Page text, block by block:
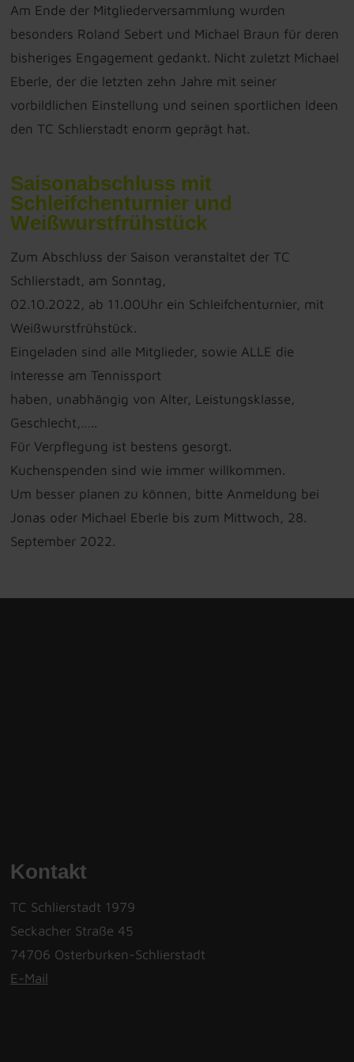
Am Ende der Mitgliederversammlung wurden
besonders Roland Sebert und Michael Braun für deren
bisheriges Engagement gedankt. Nicht zuletzt Michael
Eberle, der die letzten zehn Jahre mit seiner
vorbildlichen Einstellung und seinen sportlichen Ideen
den TC Schlierstadt enorm geprägt hat.
Saisonabschluss mit
Schleifchenturnier und
Weißwurstfrühstück
Zum Abschluss der Saison veranstaltet der TC
Schlierstadt, am Sonntag,
02.10.2022, ab 11.00Uhr ein Schleifchenturnier, mit
Weißwurstfrühstück.
Eingeladen sind alle Mitglieder, sowie ALLE die
Interesse am Tennissport
haben, unabhängig von Alter, Leistungsklasse,
Geschlecht,…..
Für Verpflegung ist bestens gesorgt.
Kuchenspenden sind wie immer willkommen.
Um besser planen zu können, bitte Anmeldung bei
Jonas oder Michael Eberle bis zum Mittwoch, 28.
September 2022.
Kontakt
TC Schlierstadt 1979
Seckacher Straße 45
74706 Osterburken-Schlierstadt
E-Mail